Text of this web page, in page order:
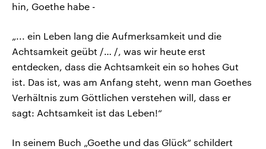
hin, Goethe habe -
„... ein Leben lang die Aufmerksamkeit und die
Achtsamkeit geübt /… /, was wir heute erst
entdecken, dass die Achtsamkeit ein so hohes Gut
ist. Das ist, was am Anfang steht, wenn man Goethes
Verhältnis zum Göttlichen verstehen will, dass er
sagt: Achtsamkeit ist das Leben!“
In seinem Buch „Goethe und das Glück“ schildert